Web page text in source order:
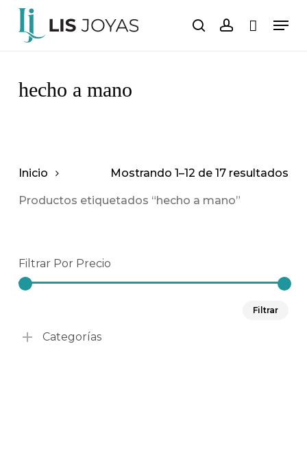
Saltar
contenido
buscarcuenta
Carro Cerrar
hecho a mano
Mostrando 1–12 de 17 resultados
Inicio
Productos etiquetados “hecho a mano”
Filtrar Por Precio
Filtrar
Categorías